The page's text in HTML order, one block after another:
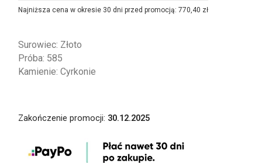
Najniższa cena w okresie 30 dni przed promocją:770,40 zł
Surowiec: Złoto
Próba: 585
Kamienie: Cyrkonie
Zakończenie promocji: 30.12.2025